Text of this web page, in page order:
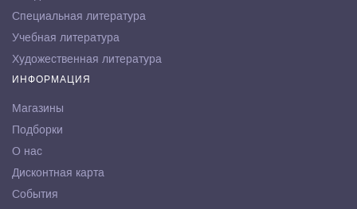
Специальная литература
Учебная литература
Художественная литература
ИНФОРМАЦИЯ
Магазины
Подборки
О нас
Дисконтная карта
События